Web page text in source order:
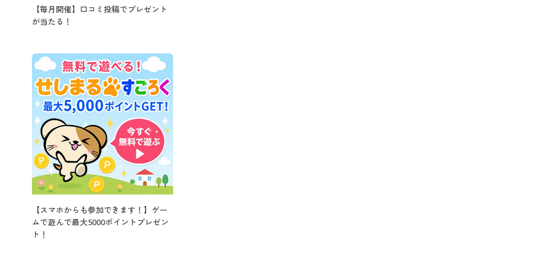
【毎月開催】口コミ投稿でプレゼント
が当たる！
【スマホからも参加できます！】ゲー
ムで遊んで最大5000ポイントプレゼン
ト！